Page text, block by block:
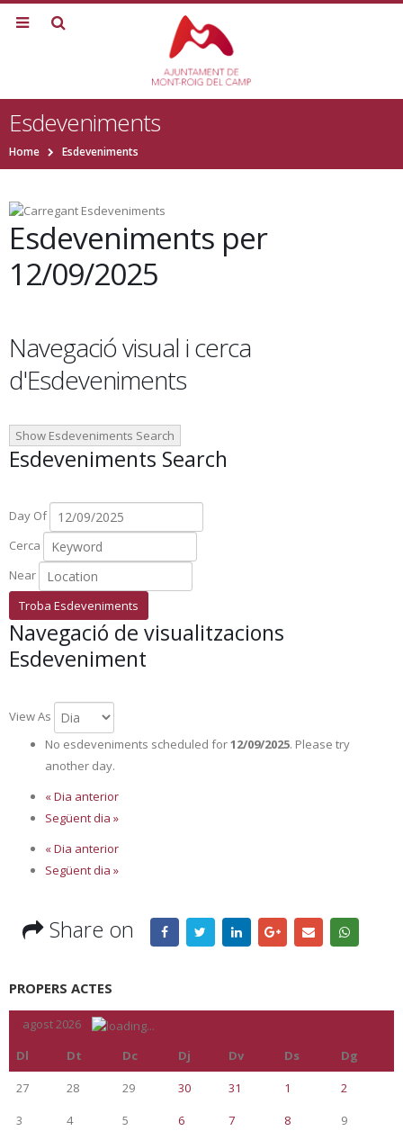
Esdeveniments
Home Esdeveniments
Esdeveniments per
12/09/2025
Navegació visual i cerca
d'Esdeveniments
Show Esdeveniments Search
Esdeveniments Search
Day Of
Cerca
Near
Navegació de visualitzacions
Esdeveniment
View As
No esdeveniments scheduled for12/09/2025. Please try
another day.
«Dia anterior
Següent dia »
«Dia anterior
Següent dia »
Share on
PROPERS ACTES
agost 2026
Dl
Dt Dc Dj Dv Ds
Dg
27
28 29 30 31 1
2
3
4 5 6 7 8
9